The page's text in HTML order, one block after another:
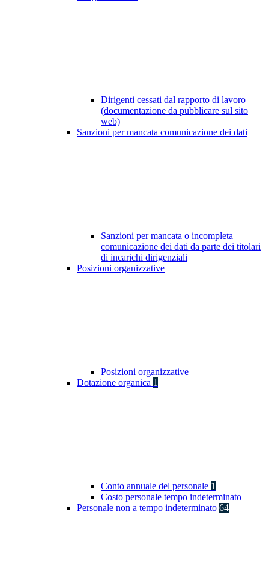
Dirigenti cessati dal rapporto di lavoro
(documentazione da pubblicare sul sito
web)
Sanzioni per mancata comunicazione dei dati
Sanzioni per mancata o incompleta
comunicazione dei dati da parte dei titolari
di incarichi dirigenziali
Posizioni organizzative
Posizioni organizzative
Dotazione organica 1
Conto annuale del personale 1
Costo personale tempo indeterminato
Personale non a tempo indeterminato 64